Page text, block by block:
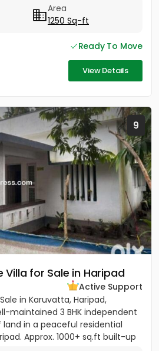
Area
1250 Sq-ft
Ready To Move
View Details
9
Villa for Sale in Haripad
Active Support
in Karuvatta, Haripad,
maintained 3 BHK independent
in a peaceful residential
Approx. 1000+ sq.ft built-up